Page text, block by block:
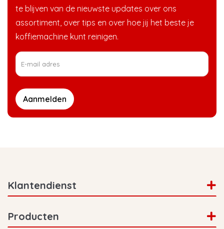
te blijven van de nieuwste updates over ons
assortiment, over tips en over hoe jij het beste je
koffiemachine kunt reinigen.
Aanmelden
Klantendienst
Producten